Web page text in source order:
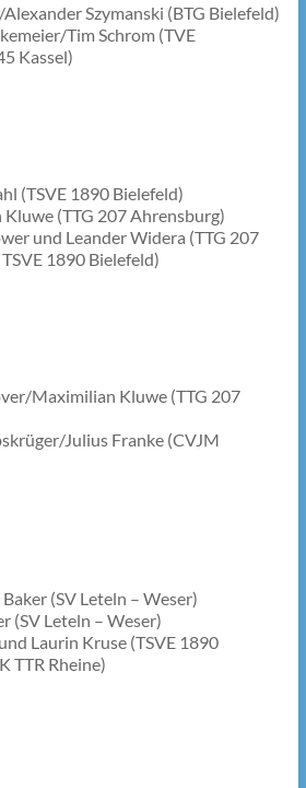
Szymanski (BTG Bielefeld)
Tim Schrom (TVE
Kassel)
(TSVE 1890 Bielefeld)
(TTG 207 Ahrensburg)
und Leander Widera (TTG 207
1890 Bielefeld)
Maximilian Kluwe (TTG 207
Julius Franke (CVJM
(SV Leteln – Weser)
(SV Leteln – Weser)
Laurin Kruse (TSVE 1890
TTR Rheine)